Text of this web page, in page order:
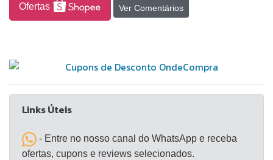
Ofertas Ver Comentários
Links Úteis
- Entre no nosso canal do WhatsApp e receba
ofertas, cupons e reviews selecionados.